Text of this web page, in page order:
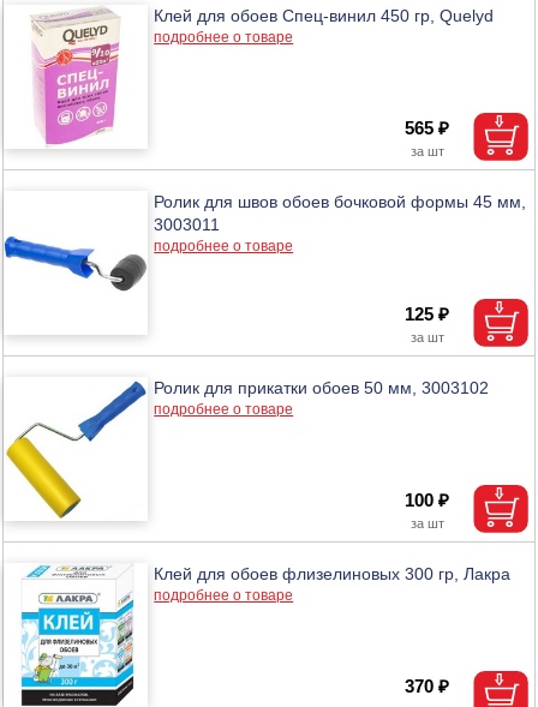
Клей для обоев Спец-винил 450 гр, Quelyd
подробнее о товаре
565 ₽
Ролик для швов обоев бочковой формы 45 мм,
3003011
подробнее о товаре
125 ₽
Ролик для прикатки обоев 50 мм, 3003102
подробнее о товаре
100 ₽
Клей для обоев флизелиновых 300 гр, Лакра
подробнее о товаре
370 ₽